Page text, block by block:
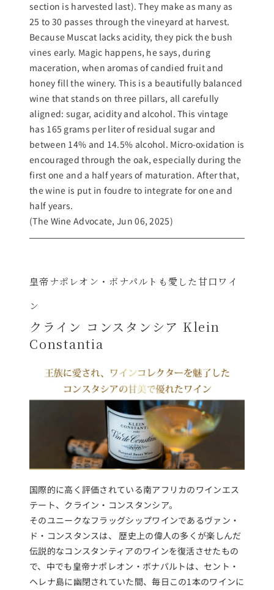
section is harvested last). They make as many as
25 to 30 passes through the vineyard at harvest.
Because Muscat lacks acidity, they pick the bush
vines early. Magic happens, he says, during
maceration, when aromas of candied fruit and
honey fill the winery. This is a beautifully balanced
wine that stands on three pillars, all carefully
aligned: sugar, acidity and alcohol. This vintage
has 165 grams per liter of residual sugar and
between 14% and 14.5% alcohol. Micro-oxidation is
encouraged through the oak, especially during the
first one and a half years of maturation. After that,
the wine is put in foudre to integrate for one and
half years.
(The Wine Advocate, Jun 06, 2025)
皇帝ナポレオン・ボナパルトも愛した甘口ワイ
ン
クライン コンスタンシア Klein
Constantia
国際的に高く評価されている南アフリカのワインエス
テート、クライン・コンスタンシア。
そのユニークなフラッグシップワインであるヴァン・
ド・コンスタンスは、 歴史上の偉人の多くが楽しんだ
伝説的なコンスタンティアのワインを復活させたもの
で、中でも皇帝ナポレオン・ボナパルトは、セント・
ヘレナ島に幽閉されていた間、毎日この1本のワインに